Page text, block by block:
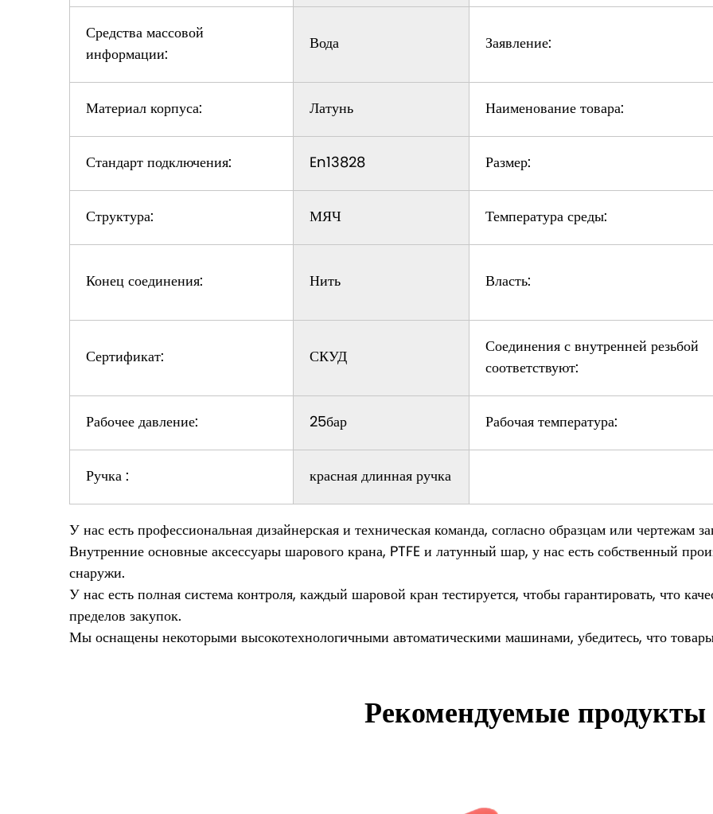
Средства массовой
информации:
Вода Заявление:
Материал корпуса: Латунь Наименование товара:
Стандарт подключения: En13828 Размер:
Структура: МЯЧ Температура среды:
Конец соединения: Нить Власть:
Сертификат: СКУД
Соединения с внутренней резьбой
соответствуют:
Рабочее давление: 25бар Рабочая температура:
Ручка : красная длинная ручка
У нас есть профессиональная дизайнерская и техническая команда, согласно образцам или чертежам
Внутренние основные аксессуары шарового крана, PTFE и латунный шар, у нас есть собственный
снаружи.
У нас есть полная система контроля, каждый шаровой кран тестируется, чтобы гарантировать, что
пределов закупок.
Мы оснащены некоторыми высокотехнологичными автоматическими машинами, убедитесь, что
Рекомендуемые продукты